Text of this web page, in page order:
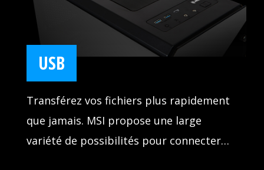
partie, ce qui vous permet d'être
toujours en avance sur vos adversaires.
USB
Transférez vos fichiers plus rapidement
que jamais. MSI propose une large
variété de possibilités pour connecter